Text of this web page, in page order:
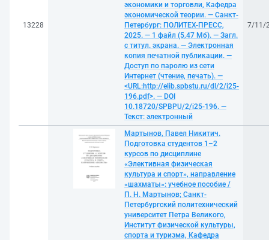
13228
экономики и торговли, Кафедра
экономической теории. — Санкт-
Петербург: ПОЛИТЕХ-ПРЕСС,
2025. — 1 файл (5,47 Мб). — Загл.
с титул. экрана. — Электронная
копия печатной публикации. —
Доступ по паролю из сети
Интернет (чтение, печать). —
<URL:http://elib.spbstu.ru/dl/2/i25-
196.pdf>. — DOI
10.18720/SPBPU/2/i25-196. —
Текст: электронный
7/11/
Мартынов, Павел Никитич.
Подготовка студентов 1–2
курсов по дисциплине
«Элективная физическая
культура и спорт», направление
«шахматы»: учебное пособие /
П. Н. Мартынов; Санкт-
Петербургский политехнический
университет Петра Великого,
Институт физической культуры,
спорта и туризма, Кафедра